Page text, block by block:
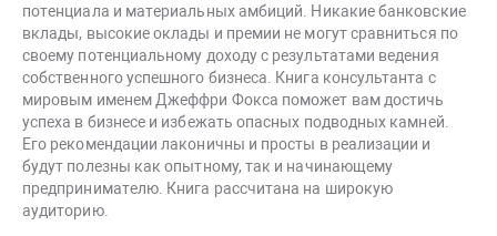
потенциала и материальных амбиций. Никакие банковские
вклады, высокие оклады и премии не могут сравниться по
своему потенциальному доходу с результатами ведения
собственного успешного бизнеса. Книга консультанта с
мировым именем Джеффри Фокса поможет вам достичь
успеха в бизнесе и избежать опасных подводных камней.
Его рекомендации лаконичны и просты в реализации и
будут полезны как опытному, так и начинающему
предпринимателю. Книга рассчитана на широкую
аудиторию.